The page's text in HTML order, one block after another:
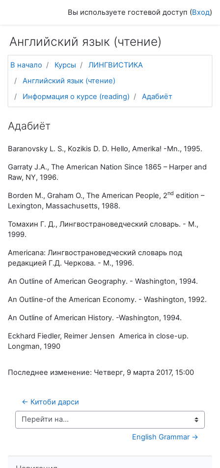
Вы используете гостевой доступ (Вход)
Английский язык (чтение)
В начало Курсы
ЛИНГВИСТИКА
Английский язык (чтение)
Информация о курсе (reading)
Адабиёт
Адабиёт
Baranovsky L. S., Kozikis D. D. Hello, Amerika! -Mn., 1995.
Garraty J.A., The American Nation Since 1865 – Harper and
Raw, NY, 1996.
Borden M., Graham O., The American People, 2nd edition –
Lexington, Massachusetts, 1988.
Томахин Г. Д., Лингвострановедческий словарь. - М.,
1999.
Americana: Лингвострановедческий словарь под
редакцией Г.Д. Черкова. - М., 1996.
An Outline of American Geography. - Washington, 1994.
An Outline-of the American Economy. - Washington, 1992.
An Outline of American History. -Washington, 1994.
Eckhard Fiedler, Reimer Jensen America in close-up.
Longman, 1990
Последнее изменение: Четверг, 9 марта 2017, 15:00
← Китоби дарси
Перейти на...
English Grammar →